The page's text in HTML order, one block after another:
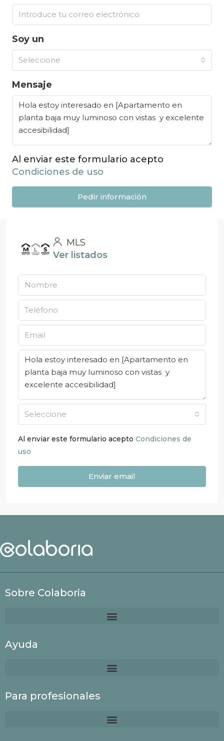
Soy un
Seleccione
Mensaje
Al enviar este formulario acepto
Condiciones de uso
Pedir información
MLS
Ver listados
Seleccione
Al enviar este formulario acepto Condiciones de
uso
Enviar email
Sobre Colaboria
Ayuda
Para profesionales